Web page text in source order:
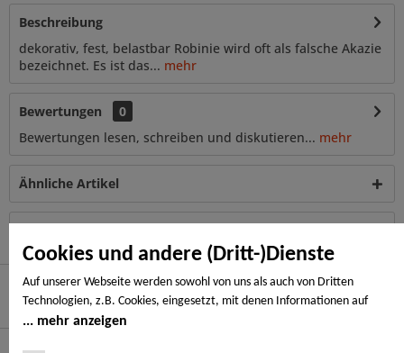
Cookies und andere (Dritt-)Dienste
Auf unserer Webseite werden sowohl von uns als auch von Dritten
Technologien, z.B. Cookies, eingesetzt, mit denen Informationen auf
Ihrem Endgerät gespeichert und/oder von Ihrem Endgerät abgerufen
mehr anzeigen
Beschreibung
dekorativ, fest, belastbar Robinie wird oft als falsche Akazie
bezeichnet. Es ist das... mehr
Bewertungen
0
Bewertungen lesen, schreiben und diskutieren... mehr
Ähnliche Artikel
Hier finden Sie uns
Service Hotline